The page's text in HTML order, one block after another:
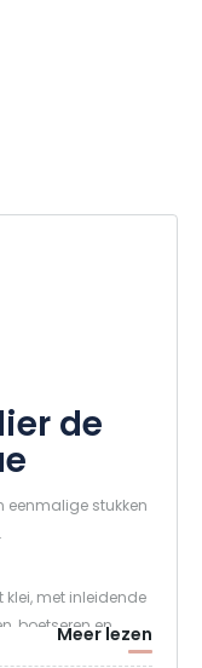
de
eenmalige stukken
klei, met inleidende
boetseren en
de werkplaats voor
Meer lezen